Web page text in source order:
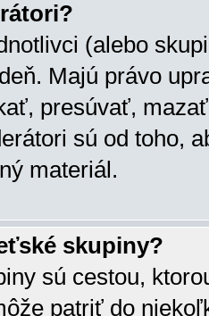
(alebo
Majú právo
presúvať,
sú od toho,
materiál.
skupiny?
sú cestou,
patriť do